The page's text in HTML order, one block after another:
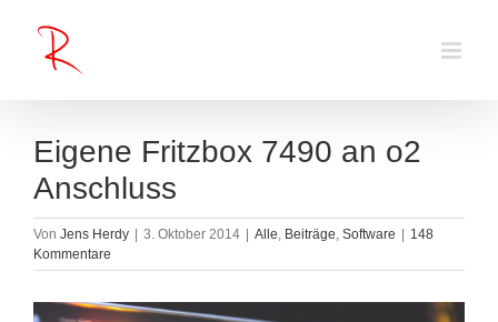
springen
Eigene Fritzbox 7490 an o2
Anschluss
Von Jens Herdy 3. Oktober 2014 Alle, Beiträge, Software
148
Kommentare
Zeige